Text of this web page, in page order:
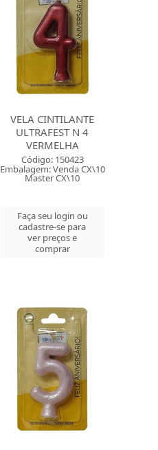
VELA CINTILANTE
ULTRAFEST N 4
VERMELHA
Código: 150423
Embalagem: Venda CX\10
Master CX\10
Faça seu login ou
cadastre-se para
ver preços e
comprar